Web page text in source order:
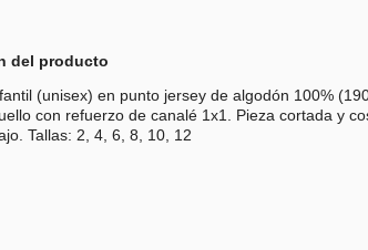
del producto
(unisex) en punto jersey de algodón 100%
con refuerzo de canalé 1x1. Pieza cortada y
Tallas: 2, 4, 6, 8, 10, 12